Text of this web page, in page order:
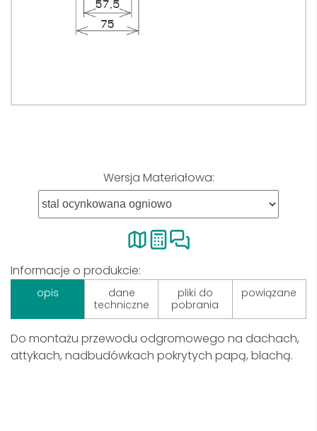
Wersja Materiałowa:
Informacje o produkcie:
opis
dane
techniczne
pliki do
pobrania
powiązane
Do montażu przewodu odgromowego na dachach,
attykach, nadbudówkach pokrytych papą, blachą.